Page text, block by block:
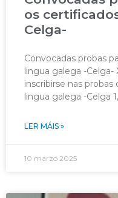
os
Celga-
Convocadas probas
lingua galega -Celga-
inscribirse nas
lingua galega -Celga
LER MÁIS »
10 marzo 2025